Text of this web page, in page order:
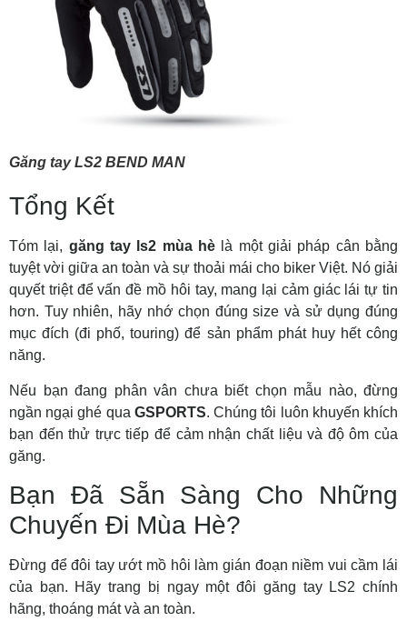
Găng tay LS2 BEND MAN
Tổng Kết
Tóm lại, găng tay ls2 mùa hè là một giải pháp cân bằng
tuyệt vời giữa an toàn và sự thoải mái cho biker Việt. Nó giải
quyết triệt để vấn đề mồ hôi tay, mang lại cảm giác lái tự tin
hơn. Tuy nhiên, hãy nhớ chọn đúng size và sử dụng đúng
mục đích (đi phố, touring) để sản phẩm phát huy hết công
năng.
Nếu bạn đang phân vân chưa biết chọn mẫu nào, đừng
ngần ngại ghé qua GSPORTS. Chúng tôi luôn khuyến khích
bạn đến thử trực tiếp để cảm nhận chất liệu và độ ôm của
găng.
Bạn Đã Sẵn Sàng Cho Những
Chuyến Đi Mùa Hè?
Đừng để đôi tay ướt mồ hôi làm gián đoạn niềm vui cầm lái
của bạn. Hãy trang bị ngay một đôi găng tay LS2 chính
hãng, thoáng mát và an toàn.